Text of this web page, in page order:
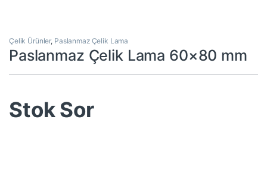
Çelik Ürünler, Paslanmaz Çelik Lama
Paslanmaz Çelik Lama 60×80 mm
Stok Sor